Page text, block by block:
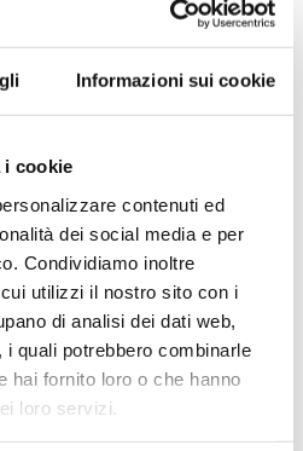
Informazioni sui cookie
i cookie
contenuti ed
dei social media e per
Condividiamo inoltre
utilizzi il nostro sito con i
di analisi dei dati web,
quali potrebbero combinarle
hai fornito loro o che hanno
loro servizi.
Sessione del
economici,
(Ginevra, 4 – 22